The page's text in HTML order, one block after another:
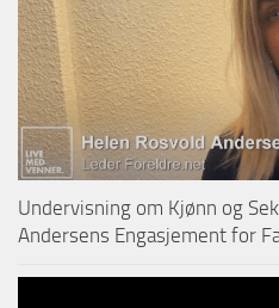
Undervisning om Kjønn og
Andersens Engasjement for